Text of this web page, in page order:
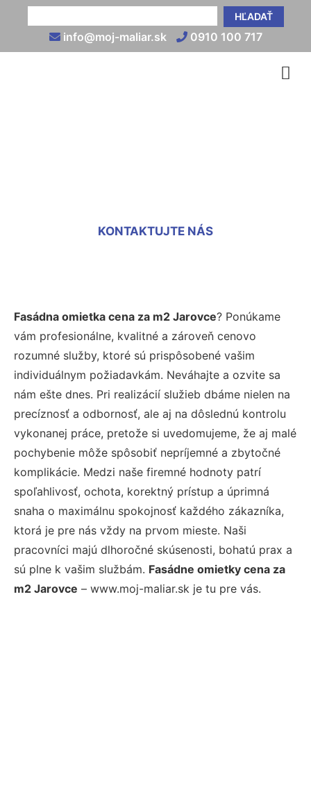
HĽADAŤ
info@moj-maliar.sk 0910 100 717
KONTAKTUJTE NÁS
Fasádna omietka cena za m2 Jarovce? Ponúkame
vám profesionálne, kvalitné a zároveň cenovo
rozumné služby, ktoré sú prispôsobené vašim
individuálnym požiadavkám. Neváhajte a ozvite sa
nám ešte dnes. Pri realizácií služieb dbáme nielen na
precíznosť a odbornosť, ale aj na dôslednú kontrolu
vykonanej práce, pretože si uvedomujeme, že aj malé
pochybenie môže spôsobiť nepríjemné a zbytočné
komplikácie. Medzi naše firemné hodnoty patrí
spoľahlivosť, ochota, korektný prístup a úprimná
snaha o maximálnu spokojnosť každého zákazníka,
ktorá je pre nás vždy na prvom mieste. Naši
pracovníci majú dlhoročné skúsenosti, bohatú prax a
sú plne k vašim službám. Fasádne omietky cena za
m2 Jarovce – www.moj-maliar.sk je tu pre vás.